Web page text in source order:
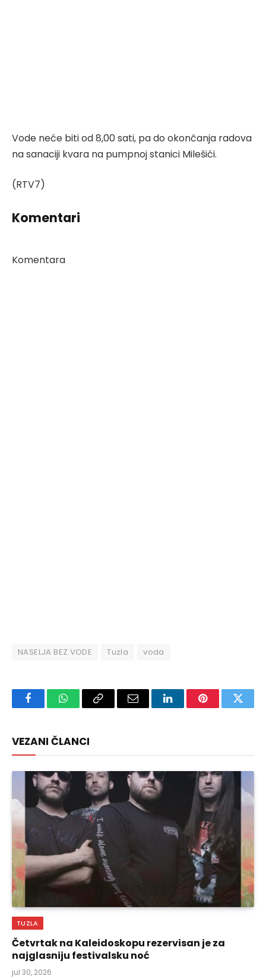
Vode neće biti od 8,00 sati, pa do okončanja radova
na sanaciji kvara na pumpnoj stanici Milešići.
(RTV7)
Komentari
Komentara
NASELJA BEZ VODE Tuzla voda
FacebookWhatsAppCopy
Email LinkedInPinterest
VEZANI ČLANCI
TUZLA
Četvrtak na Kaleidoskopu rezervisan je za
najglasniju festivalsku noć
jul 30, 2026